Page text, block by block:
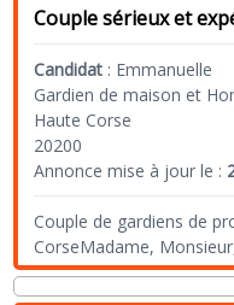
Couple sérieux et
Candidat : Emmanuelle
Gardien de maison et
Haute Corse
20200
Annonce mise à jour le :
Couple de gardiens de
CorseMadame,